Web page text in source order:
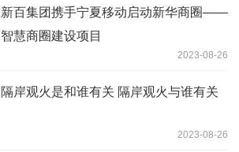
新百集团携手宁夏移动启动新华商圈——
智慧商圈建设项目
2023-08-26
隔岸观火是和谁有关 隔岸观火与谁有关
2023-08-26